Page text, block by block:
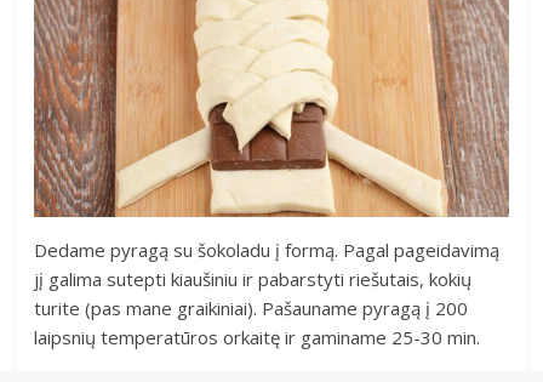
Dedame pyragą su šokoladu į formą. Pagal pageidavimą
jį galima sutepti kiaušiniu ir pabarstyti riešutais, kokių
turite (pas mane graikiniai). Pašauname pyragą į 200
laipsnių temperatūros orkaitę ir gaminame 25-30 min.